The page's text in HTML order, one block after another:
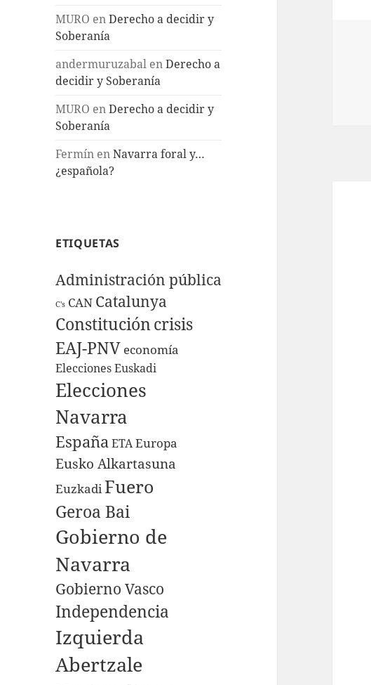
MURO enDerecho a decidir y
Soberanía
andermuruzabal enDerecho a
decidir y Soberanía
MURO enDerecho a decidir y
Soberanía
Fermín enNavarra foral y…
¿española?
ETIQUETAS
Administración pública
C's CAN Catalunya
Constitucióncrisis
EAJ-PNV economía
Elecciones Euskadi
Elecciones
Navarra
EspañaETAEuropa
Eusko Alkartasuna
Euzkadi Fuero
Geroa Bai
Gobierno de
Navarra
Gobierno Vasco
Independencia
Izquierda
Abertzale